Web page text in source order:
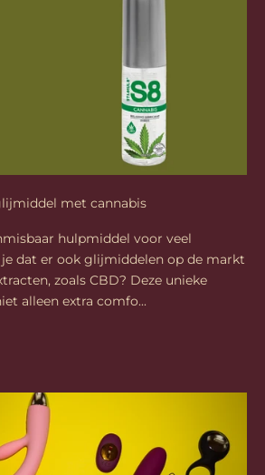
met cannabis
hulpmiddel voor veel
dat er ook glijmiddelen op de markt
zoals CBD? Deze unieke
alleen extra comfo...